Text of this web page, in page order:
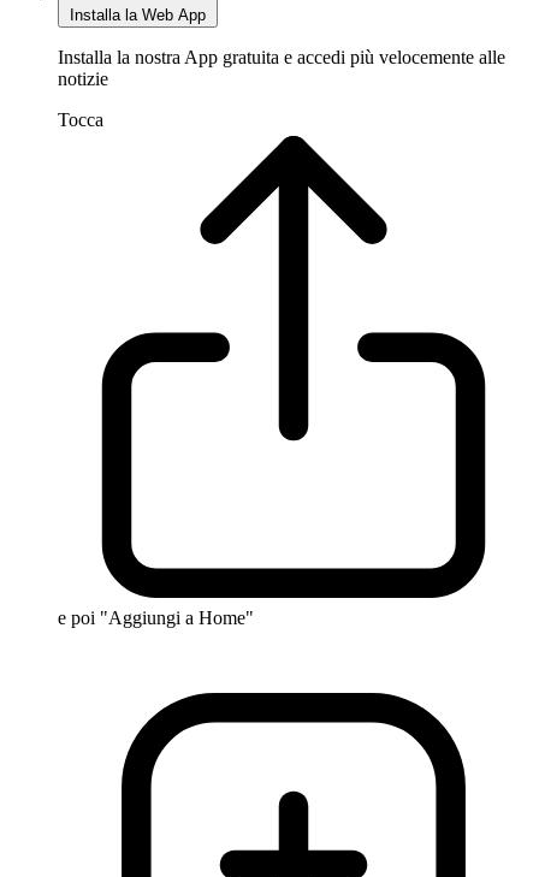
Installa la Web App
Installa la nostra App gratuita e accedi più velocemente alle
notizie
Tocca
e poi "Aggiungi a Home"